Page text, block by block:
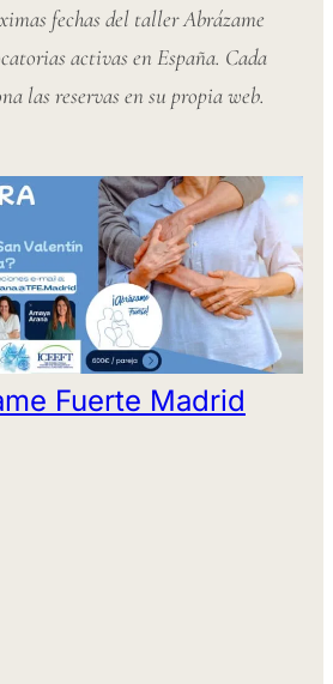
fechas del taller Abrázame
activas en España. Cada
las reservas en su propia web.
Fuerte Madrid